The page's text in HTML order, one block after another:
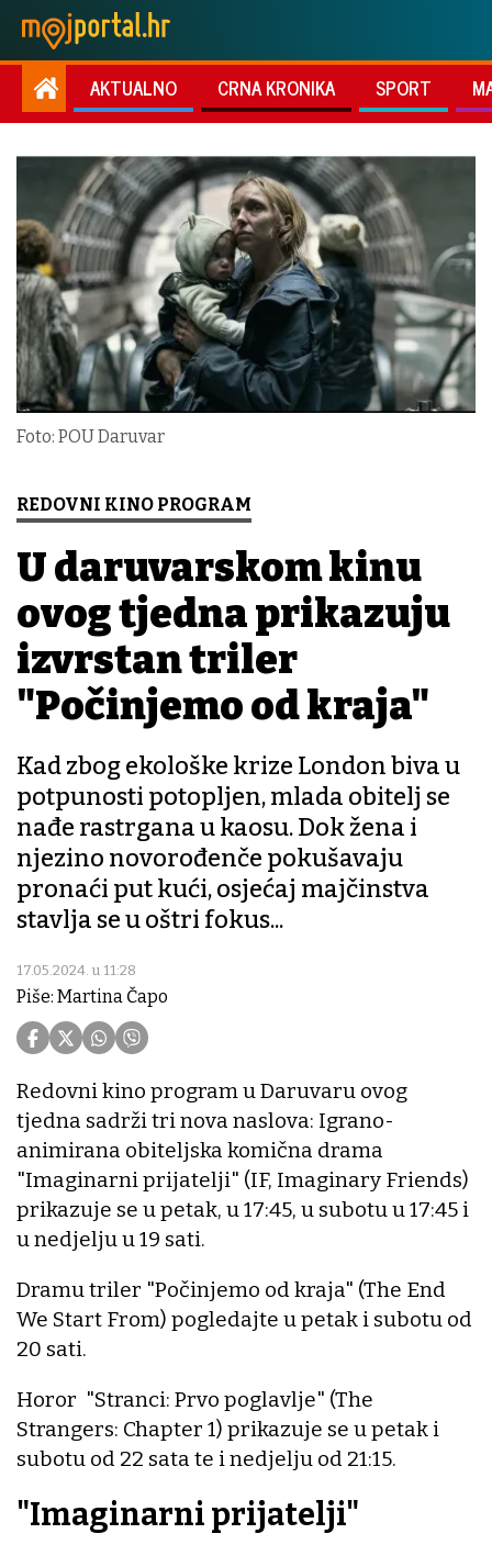
AKTUALNO CRNA KRONIKA SPORT
Foto: POU Daruvar
REDOVNI KINO PROGRAM
U daruvarskom kinu
ovog tjedna prikazuju
izvrstan triler
"Počinjemo od kraja"
Kad zbog ekološke krize London biva u
potpunosti potopljen, mlada obitelj se
nađe rastrgana u kaosu. Dok žena i
njezino novorođenče pokušavaju
pronaći put kući, osjećaj majčinstva
stavlja se u oštri fokus...
17.05.2024. u 11:28
Piše: Martina Čapo
Redovni kino program u Daruvaru ovog
tjedna sadrži tri nova naslova: Igrano-
animirana obiteljska komična drama
"Imaginarni prijatelji" (IF, Imaginary Friends)
prikazuje se u petak, u 17:45, u subotu u 17:45 i
u nedjelju u 19 sati.
Dramu triler "Počinjemo od kraja" (The End
We Start From) pogledajte u petak i subotu od
20 sati.
Horor "Stranci: Prvo poglavlje" (The
Strangers: Chapter 1) prikazuje se u petak i
subotu od 22 sata te i nedjelju od 21:15.
"Imaginarni prijatelji"